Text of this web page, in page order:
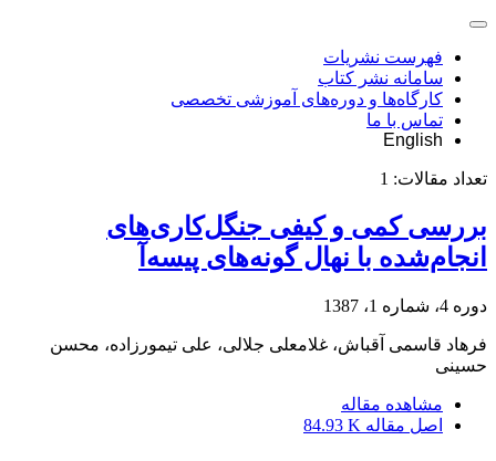
فهرست نشریات
سامانه نشر کتاب
کارگاه‌ها و دوره‌های آموزشی تخصصی
تماس با ما
English
تعداد مقالات: 1
بررسی کمی و کیفی جنگل‌کاری‌های
انجام‌شده با نهال گونه‌های پیسه‌آ
دوره 4، شماره 1، 1387
فرهاد قاسمی آقباش، غلامعلی جلالی، علی تیمورزاده، محسن
حسینی
مشاهده مقاله
اصل مقاله 84.93 K